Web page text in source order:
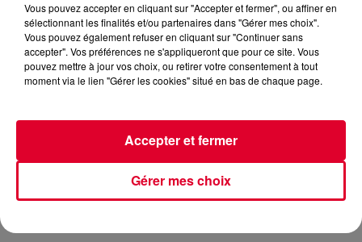
Vous pouvez accepter en cliquant sur "Accepter et fermer", ou affiner en
sélectionnant les finalités et/ou partenaires dans "Gérer mes choix".
Vous pouvez également refuser en cliquant sur "Continuer sans
accepter". Vos préférences ne s'appliqueront que pour ce site. Vous
pouvez mettre à jour vos choix, ou retirer votre consentement à tout
moment via le lien "Gérer les cookies" situé en bas de chaque page.
Gérer mes choix
Accepter et fermer